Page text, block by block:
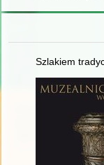
Szlakiem